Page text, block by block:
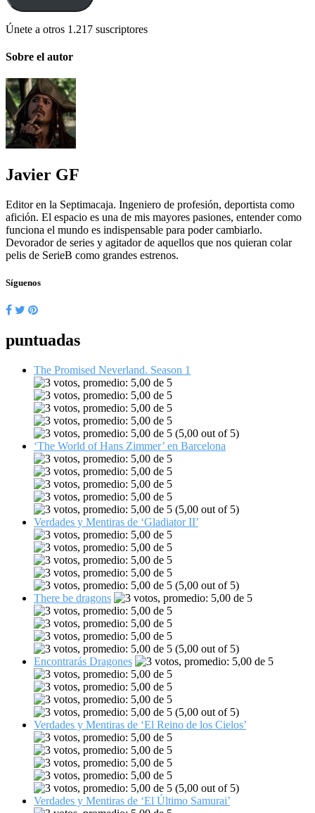
Únete a otros 1.217 suscriptores
Sobre el autor
Javier GF
Editor en la Septimacaja. Ingeniero de profesión, deportista como
afición. El espacio es una de mis mayores pasiones, entender como
funciona el mundo es indispensable para poder cambiarlo.
Devorador de series y agitador de aquellos que nos quieran colar
pelis de SerieB como grandes estrenos.
Síguenos
puntuadas
The Promised Neverland. Season 1
(5,00 out of 5)
‘The World of Hans Zimmer’ en Barcelona
(5,00 out of 5)
Verdades y Mentiras de ‘Gladiator II’
(5,00 out of 5)
There be dragons
(5,00 out of 5)
Encontrarás Dragones
(5,00 out of 5)
Verdades y Mentiras de ‘El Reino de los Cielos’
(5,00 out of 5)
Verdades y Mentiras de ‘El Último Samurai’